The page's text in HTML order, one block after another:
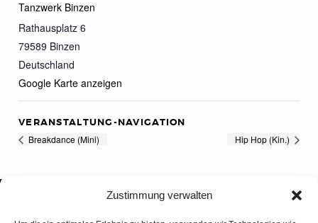
Zustimmung verwalten
Tanzwerk Binzen
Rathausplatz 6
79589 Binzen
Deutschland
Google Karte anzeigen
VERANSTALTUNG-NAVIGATION
Breakdance (Mini) Hip Hop (Kin.)